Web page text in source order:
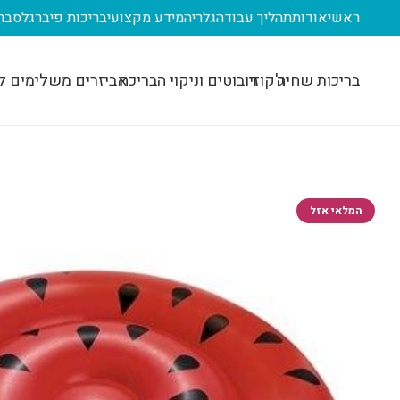
ראשיאודותתהליך עבודהגלריהמידע מקצועיבריכות פיברגלס
בריכות שחיהג'קוזירובוטים וניקוי הבריכהאביזרים משלימים
המלאי אזל